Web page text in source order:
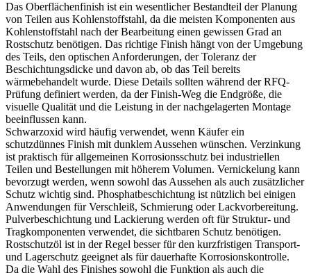
Das Oberflächenfinish ist ein wesentlicher Bestandteil der Planung
von Teilen aus Kohlenstoffstahl, da die meisten Komponenten aus
Kohlenstoffstahl nach der Bearbeitung einen gewissen Grad an
Rostschutz benötigen. Das richtige Finish hängt von der Umgebung
des Teils, den optischen Anforderungen, der Toleranz der
Beschichtungsdicke und davon ab, ob das Teil bereits
wärmebehandelt wurde. Diese Details sollten während der RFQ-
Prüfung definiert werden, da der Finish-Weg die Endgröße, die
visuelle Qualität und die Leistung in der nachgelagerten Montage
beeinflussen kann.
Schwarzoxid wird häufig verwendet, wenn Käufer ein
schutzdünnes Finish mit dunklem Aussehen wünschen. Verzinkung
ist praktisch für allgemeinen Korrosionsschutz bei industriellen
Teilen und Bestellungen mit höherem Volumen. Vernickelung kann
bevorzugt werden, wenn sowohl das Aussehen als auch zusätzlicher
Schutz wichtig sind. Phosphatbeschichtung ist nützlich bei einigen
Anwendungen für Verschleiß, Schmierung oder Lackvorbereitung.
Pulverbeschichtung und Lackierung werden oft für Struktur- und
Tragkomponenten verwendet, die sichtbaren Schutz benötigen.
Rostschutzöl ist in der Regel besser für den kurzfristigen Transport-
und Lagerschutz geeignet als für dauerhafte Korrosionskontrolle.
Da die Wahl des Finishes sowohl die Funktion als auch die